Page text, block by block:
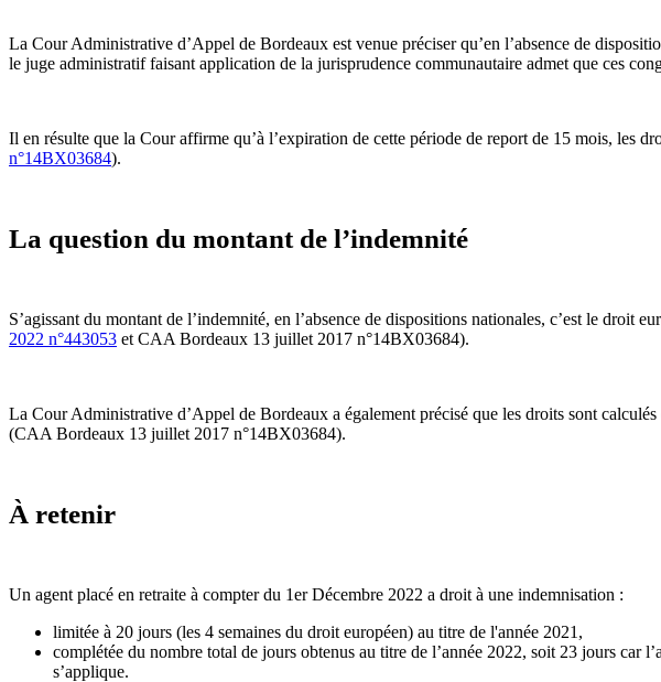
La Cour Administrative d’Appel de Bordeaux est venue préciser qu’en l’absence de
le juge administratif faisant application de la jurisprudence communautaire admet que ces
Il en résulte que la Cour affirme qu’à l’expiration de cette période de report de 15 mois, les
n°14BX03684).
La question du montant de l’indemnité
S’agissant du montant de l’indemnité, en l’absence de dispositions nationales, c’est le droit
2022 n°443053 et CAA Bordeaux 13 juillet 2017 n°14BX03684).
La Cour Administrative d’Appel de Bordeaux a également précisé que les droits sont
(CAA Bordeaux 13 juillet 2017 n°14BX03684).
À retenir
Un agent placé en retraite à compter du 1er Décembre 2022 a droit à une indemnisation :
limitée à 20 jours (les 4 semaines du droit européen) au titre de l'année 2021,
complétée du nombre total de jours obtenus au titre de l’année 2022, soit 23 jours car
s’applique.